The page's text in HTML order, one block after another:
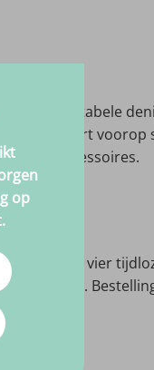
comfortabele
en accessoires.
m. Kies uit vier
afwerking.
op